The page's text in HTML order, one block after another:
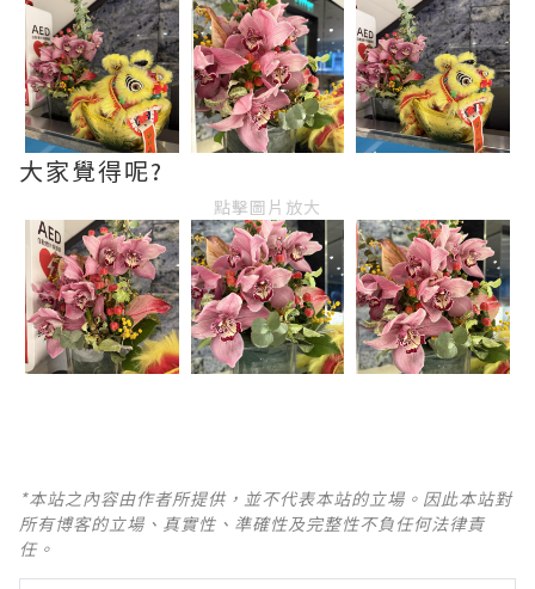
大家覺得呢?
點擊圖片放大
*本站之內容由作者所提供，並不代表本站的立場。因此本站對
所有博客的立場、真實性、準確性及完整性不負任何法律責
任。